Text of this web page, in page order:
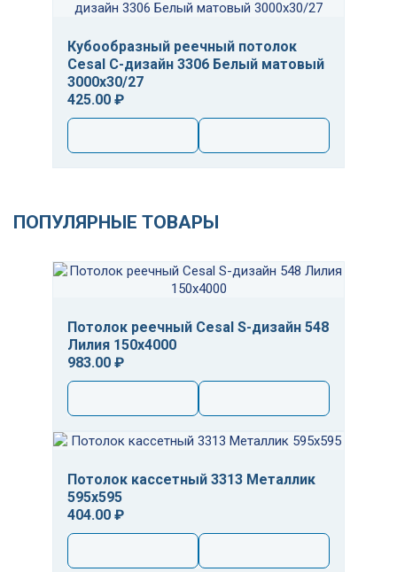
Кубообразный реечный потолок
Cesal C-дизайн 3306 Белый матовый
3000х30/27
425.00 ₽
ПОПУЛЯРНЫЕ ТОВАРЫ
Потолок реечный Cesal S-дизайн 548
Лилия 150х4000
983.00 ₽
Потолок кассетный 3313 Металлик
595х595
404.00 ₽